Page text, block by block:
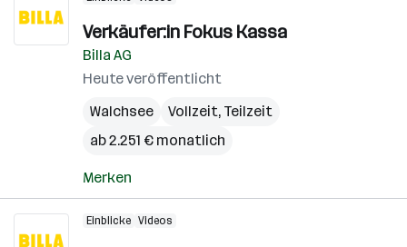
Verkäufer:in Fokus Kassa
Billa AG
Heute veröffentlicht
Walchsee
Vollzeit, Teilzeit
ab 2.251 € monatlich
Merken
Einblicke Videos